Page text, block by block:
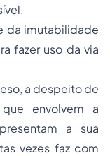
da imutabilidade
fazer uso da via
a despeito de
envolvem a
a sua
vezes faz com